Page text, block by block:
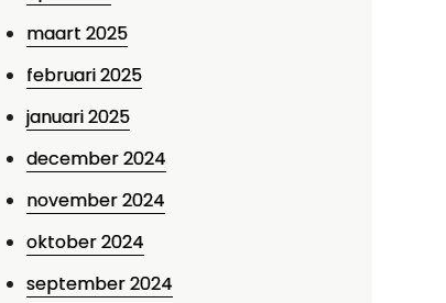
maart 2025
februari 2025
januari 2025
december 2024
november 2024
oktober 2024
september 2024